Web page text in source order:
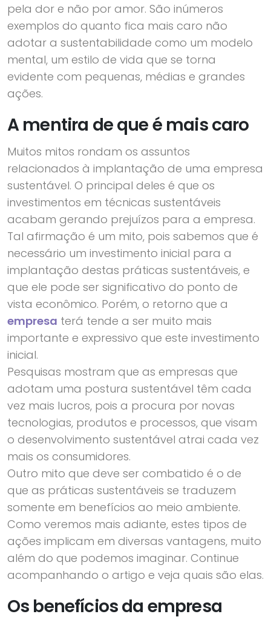
pela dor e não por amor. São inúmeros
exemplos do quanto fica mais caro não
adotar a sustentabilidade como um modelo
mental, um estilo de vida que se torna
evidente com pequenas, médias e grandes
ações.
A mentira de que é mais caro
Muitos mitos rondam os assuntos
relacionados à implantação de uma empresa
sustentável. O principal deles é que os
investimentos em técnicas sustentáveis
acabam gerando prejuízos para a empresa.
Tal afirmação é um mito, pois sabemos que é
necessário um investimento inicial para a
implantação destas práticas sustentáveis, e
que ele pode ser significativo do ponto de
vista econômico. Porém, o retorno que a
empresa terá tende a ser muito mais
importante e expressivo que este investimento
inicial.
Pesquisas mostram que as empresas que
adotam uma postura sustentável têm cada
vez mais lucros, pois a procura por novas
tecnologias, produtos e processos, que visam
o desenvolvimento sustentável atrai cada vez
mais os consumidores.
Outro mito que deve ser combatido é o de
que as práticas sustentáveis se traduzem
somente em benefícios ao meio ambiente.
Como veremos mais adiante, estes tipos de
ações implicam em diversas vantagens, muito
além do que podemos imaginar. Continue
acompanhando o artigo e veja quais são elas.
Os benefícios da empresa